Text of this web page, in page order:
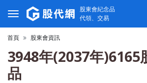
股東會紀念品
代領、交易
首頁 股東會資訊
3948年(2037年)6165
品